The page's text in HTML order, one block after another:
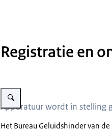
Registratie en
Vergroot afbeelding Meetapparatuur
Apparatuur wordt in stelling
Het Bureau Geluidshinder van